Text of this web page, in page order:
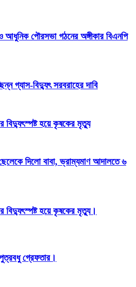
আধুনিক পৌরসভা গঠনের অঙ্গীকার বিএনপি
গ্যাস-বিদ্যুৎ সরবরাহের দাবি
বিদ্যুৎস্পষ্ট হয়ে কৃষকের মৃত্যু
দিলো বাবা, ভ্রাম্যমাণ আদালতে ৬
বিদ্যুৎস্পষ্ট হয়ে কৃষকের মৃত্যু।
গ্রেফতার।